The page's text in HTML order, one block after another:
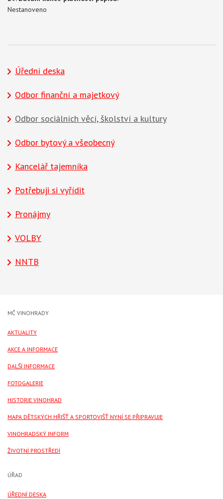
Nestanoveno
Úřední deska
Odbor finanční a majetkový
Odbor sociálních věcí, školství a kultury
Odbor bytový a všeobecný
Kancelář tajemníka
Potřebuji si vyřídit
Pronájmy
VOLBY
NNTB
MČ VINOHRADY
AKTUALITY
AKCE A INFORMACE
DALŠÍ INFORMACE
FOTOGALERIE
HISTORIE VINOHRAD
MAPA DĚTSKÝCH HŘIŠŤ A SPORTOVIŠŤ NYNÍ SE PŘIPRAVUJE
VINOHRADSKÝ INFORM
ŽIVOTNÍ PROSTŘEDÍ
ÚŘAD
ÚŘEDNÍ DESKA